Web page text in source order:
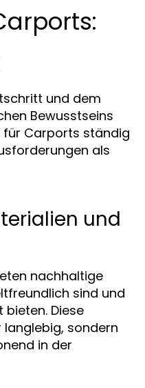
und dem
Bewusstseins
für Carports ständig
als
und
nachhaltige
sind und
Diese
sondern
in der